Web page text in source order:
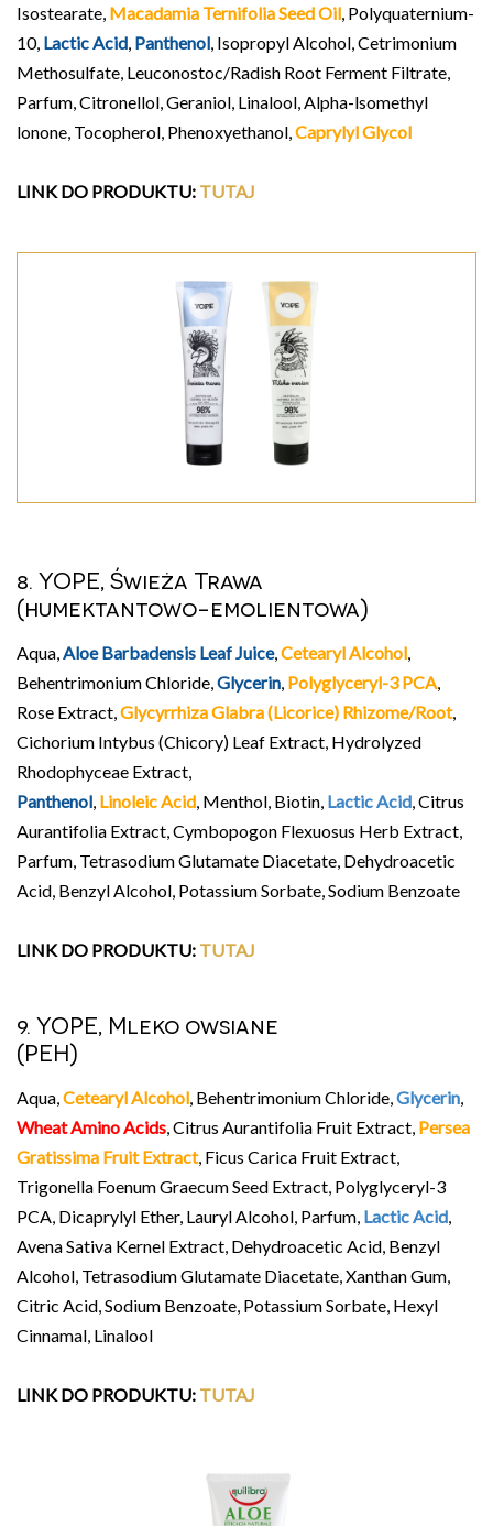
Isostearate, Macadamia Ternifolia Seed Oil , Polyquaternium-
10, Lactic Acid Panthenol , Isopropyl Alcohol, Cetrimonium
Methosulfate, Leuconostoc/Radish Root Ferment Filtrate,
Parfum, Citronellol, Geraniol, Linalool, Alpha-lsomethyl
lonone, Tocopherol, Phenoxyethanol, Caprylyl Glycol
LINK DO PRODUKTU: TUTAJ
8. YOPE, Świeża Trawa
(humektantowo-emolientowa)
Aqua,Aloe Barbadensis Leaf Juice,Cetearyl Alcohol,
Behentrimonium Chloride,Glycerin, Polyglyceryl-3 PCA,
Rose Extract,Glycyrrhiza Glabra (Licorice) Rhizome/Root,
Cichorium Intybus (Chicory) Leaf Extract, Hydrolyzed
Rhodophyceae Extract,
Panthenol, Linoleic Acid, Menthol, Biotin, Lactic Acid, Citrus
Aurantifolia Extract, Cymbopogon Flexuosus Herb Extract,
Parfum, Tetrasodium Glutamate Diacetate, Dehydroacetic
Acid, Benzyl Alcohol, Potassium Sorbate, Sodium Benzoate
LINK DO PRODUKTU: TUTAJ
9. YOPE, Mleko owsiane
(PEH)
Aqua,Cetearyl Alcohol, Behentrimonium Chloride,Glycerin,
Wheat Amino Acids, Citrus Aurantifolia Fruit Extract, Persea
Gratissima Fruit Extract, Ficus Carica Fruit Extract,
Trigonella Foenum Graecum Seed Extract, Polyglyceryl-3
PCA, Dicaprylyl Ether, Lauryl Alcohol, Parfum, Lactic Acid,
Avena Sativa Kernel Extract, Dehydroacetic Acid, Benzyl
Alcohol, Tetrasodium Glutamate Diacetate, Xanthan Gum,
Citric Acid, Sodium Benzoate, Potassium Sorbate, Hexyl
Cinnamal, Linalool
LINK DO PRODUKTU: TUTAJ